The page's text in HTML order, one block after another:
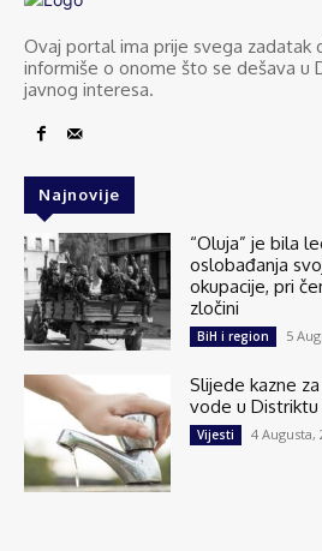
Ovaj portal ima prije svega zadatak
informiše o onome što se dešava u
javnog interesa.
Najnovije
“Oluja” je bila
oslobađanja
okupacije, pri
zločini
BiH i region 5
Slijede kazne
vode u Distriktu
Vijesti 4 Augusta,